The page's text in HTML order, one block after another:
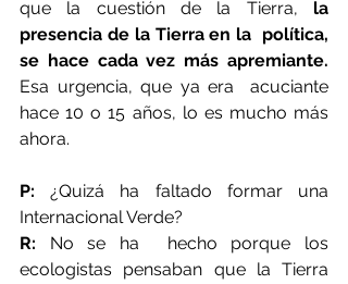
que la cuestión de la Tierra, la
presencia de la Tierra en la  política,
se hace cada vez más apremiante.
Esa urgencia, que ya era  acuciante
hace 10 o 15 años, lo es mucho más
ahora.
P: ¿Quizá ha faltado formar una
Internacional Verde?
R: No se ha  hecho porque los
ecologistas pensaban que la Tierra